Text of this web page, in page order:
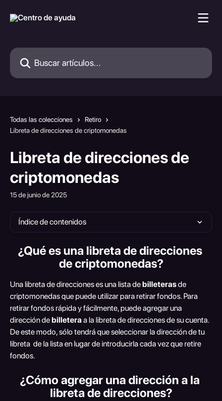
Buscar artículos...
Todas las colecciones
Retiro
Libreta de direcciones de criptomonedas
Libreta de direcciones de
criptomonedas
15 de junio de 2025
Índice de contenidos
¿Qué es una libreta de direcciones
de criptomonedas?
Una libreta de direcciones es una lista de billeteras de
criptomonedas que puede utilizar para retirar fondos. Para
retirar fondos rápida y fácilmente, puede agregar una
dirección de billetera a la libreta de direcciones de su cuenta.
De este modo, sólo tendrá que seleccionar la dirección de tu
libreta  de la lista en lugar de introducirla cada vez que retire
fondos.
¿Cómo agregar una dirección a la
libreta de direcciones?